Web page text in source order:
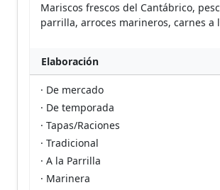
Mariscos frescos del Cantábrico,
parrilla, arroces marineros, carnes a
Elaboración
· De mercado
· De temporada
· Tapas/Raciones
· Tradicional
· A la Parrilla
· Marinera